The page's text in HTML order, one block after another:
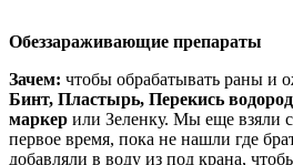
Обеззараживающие препараты
Зачем: чтобы обрабатывать раны и
Бинт, Пластырь, Перекись
маркер или Зеленку. Мы еще взяли
первое время, пока не нашли где
добавляли в воду из под крана,